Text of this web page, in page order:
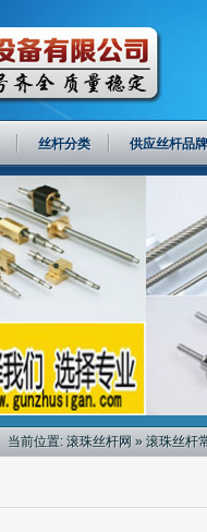
丝杆分类 供应丝杆品牌
当前位置: 滚珠丝杆网 » 滚珠丝杆